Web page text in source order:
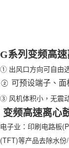
G系列变频高速
① 出风口方向可自由
② 可预设端子、面
③ 风机体积小，无震
变频高速离心
电子业：印刷电路板
(TFT)等产品去除水份